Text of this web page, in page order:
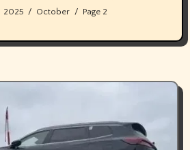
2025 October Page 2